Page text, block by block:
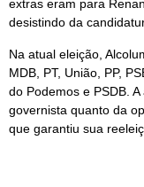
extras eram para
desistindo da
Na atual eleição,
MDB, PT, União, PP,
do Podemos e PSDB.
governista quanto da
que garantiu sua